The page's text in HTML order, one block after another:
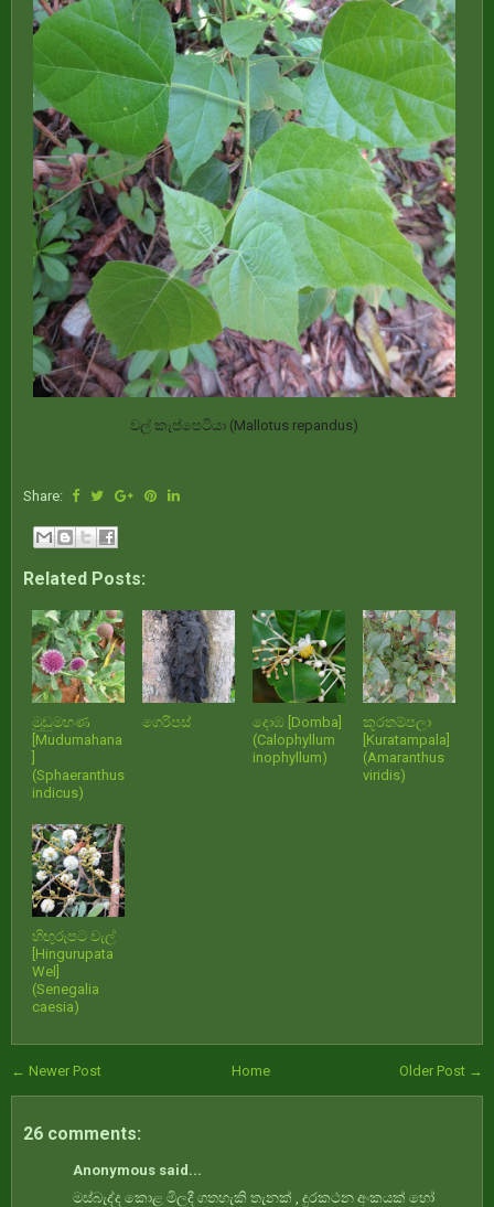
වල් කැප්පෙටියා (Mallotus repandus)
Share:
Related Posts:
මුඩුමහණ
[Mudumahana
(Sphaeranthus
indicus)
ගෙරිපස්
දොඹ [Domba]
(Calophyllum
inophyllum)
කූරතම්පලා
[Kuratampala]
(Amaranthus
viridis)
හිඟුරුපට වැල්
[Hingurupata
Wel]
(Senegalia
caesia)
← Newer Post Older Post →
Home
26 comments:
Anonymous said...
මස්බැද්ද කොළ මිලදී ගතහැකි තැනක් , දුරකථන අංකයක් හෝ